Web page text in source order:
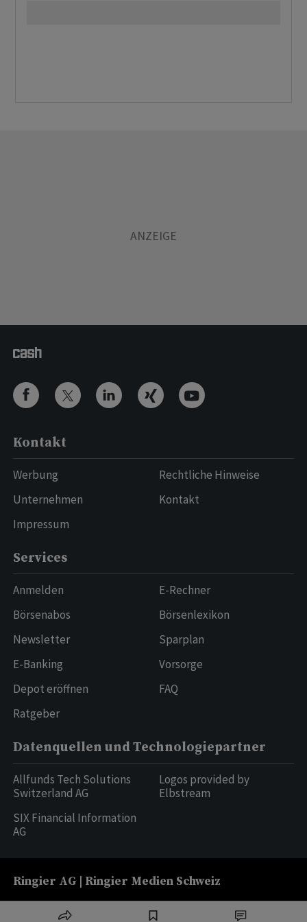
Kontakt
Werbung
Unternehmen
Impressum
Rechtliche Hinweise
Kontakt
Services
Anmelden
Börsenabos
Newsletter
E-Banking
Depot eröffnen
Ratgeber
E-Rechner
Börsenlexikon
Sparplan
Vorsorge
FAQ
Datenquellen und Technologiepartner
Allfunds Tech Solutions
Switzerland AG
SIX Financial Information
AG
Logos provided by
Elbstream
Ringier AG | Ringier Medien Schweiz
weitere Publikationen